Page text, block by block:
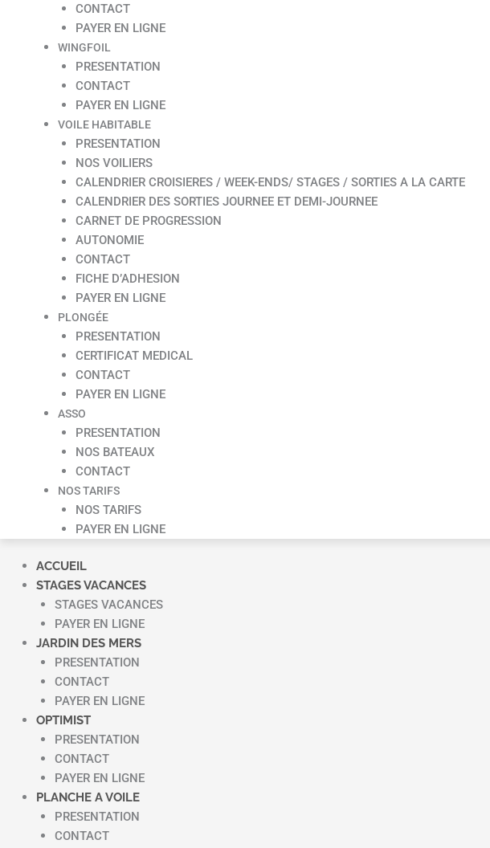
CONTACT
PAYER EN LIGNE
WINGFOIL
PRESENTATION
CONTACT
PAYER EN LIGNE
VOILE HABITABLE
PRESENTATION
NOS VOILIERS
CALENDRIER CROISIERES / WEEK-ENDS/ STAGES / SORTIES A LA CARTE
CALENDRIER DES SORTIES JOURNEE ET DEMI-JOURNEE
CARNET DE PROGRESSION
AUTONOMIE
CONTACT
FICHE D’ADHESION
PAYER EN LIGNE
PLONGÉE
PRESENTATION
CERTIFICAT MEDICAL
CONTACT
PAYER EN LIGNE
ASSO
PRESENTATION
NOS BATEAUX
CONTACT
NOS TARIFS
NOS TARIFS
PAYER EN LIGNE
ACCUEIL
STAGES VACANCES
STAGES VACANCES
PAYER EN LIGNE
JARDIN DES MERS
PRESENTATION
CONTACT
PAYER EN LIGNE
OPTIMIST
PRESENTATION
CONTACT
PAYER EN LIGNE
PLANCHE A VOILE
PRESENTATION
CONTACT